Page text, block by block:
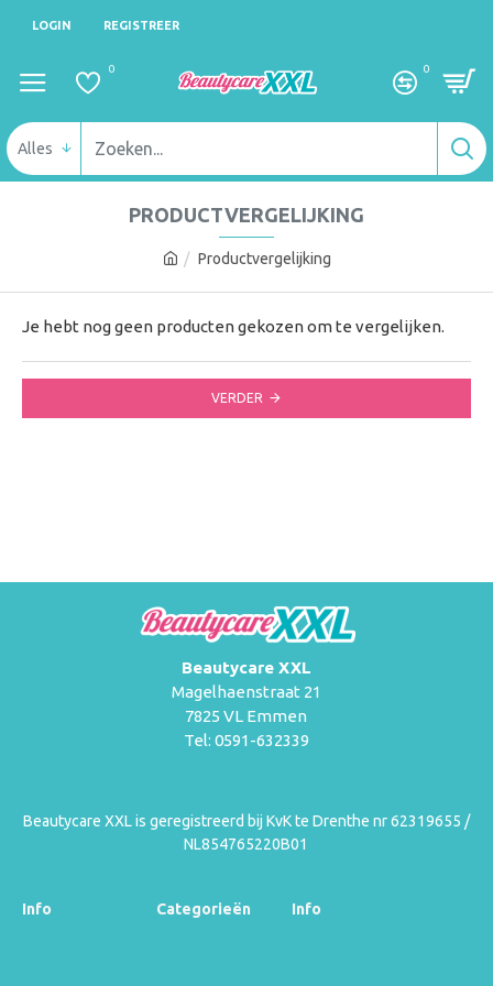
LOGIN REGISTREER
0 0
Alles
Productvergelijking
PRODUCTVERGELIJKING
Je hebt nog geen producten gekozen om te vergelijken.
VERDER
Beautycare XXL
Magelhaenstraat 21
7825 VL Emmen
Tel: 0591-632339
Beautycare XXL is geregistreerd bij KvK te Drenthe nr 62319655 /
NL854765220B01
Info Categorieën Info